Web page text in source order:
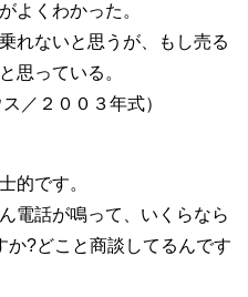
よくわかった。
れないと思うが、もし売る
思っている。
／２００３年式）
的です。
電話が鳴って、いくらなら
か?どこと商談してるんです